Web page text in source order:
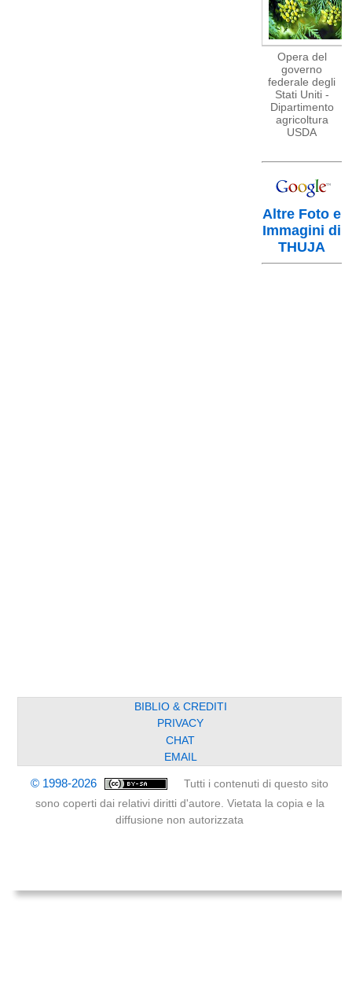
Opera del
governo
federale degli
Stati Uniti -
Dipartimento
agricoltura
USDA
Altre Foto e
Immagini di
THUJA
BIBLIO & CREDITI
PRIVACY
CHAT
EMAIL
© 1998-2026
Tutti i contenuti di questo sito
sono coperti dai relativi diritti d'autore. Vietata la copia e la
diffusione non autorizzata